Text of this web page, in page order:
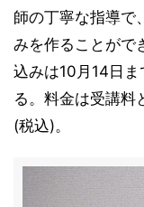
師の丁寧な指導で
みを作ることがで
込みは10月14日
る。料金は受講料
(税込)。